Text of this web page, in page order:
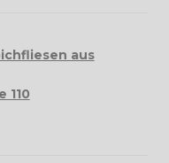
aus
110